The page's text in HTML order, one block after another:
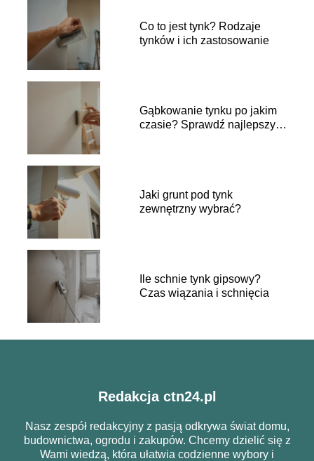
Co to jest tynk? Rodzaje
tynków i ich zastosowanie
Gąbkowanie tynku po jakim
czasie? Sprawdź najlepszy
Jaki grunt pod tynk
zewnętrzny wybrać?
Ile schnie tynk gipsowy?
Czas wiązania i schnięcia
Redakcja ctn24.pl
Nasz zespół redakcyjny z pasją odkrywa świat domu,
budownictwa, ogrodu i zakupów. Chcemy dzielić się z
Wami wiedzą, która ułatwia codzienne wybory i